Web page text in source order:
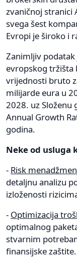
zvaničnoj stranici
svega šest
Evropi je široko i
Zanimljiv podatak
evropskog tržišta
vrijednosti bruto
milijarde eura u
2028. uz Složenu
Annual Growth
godina.
Neke od usluga
- Risk
detaljnu analizu
izloženosti
- Optimizacija
optimalnog
stvarnim
finansijske zaštite.